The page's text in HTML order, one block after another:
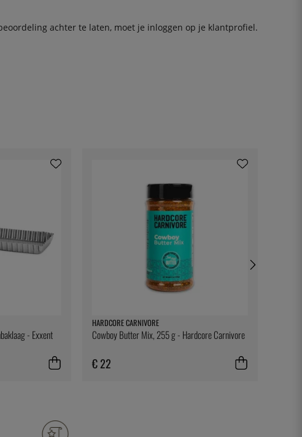
achter te laten, moet je inloggen op je klantprofiel.
- Exxent
HARDCORE CARNIVORE
Cowboy Butter Mix, 255 g - Hardcore Carnivore
€ 22